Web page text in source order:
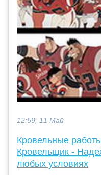
12:59, 11 Май
Кровельные
Кровельщик -
любых условиях